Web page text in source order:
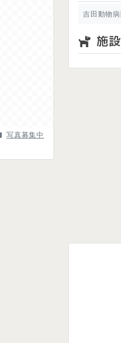
写真募集中
吉田動物
施